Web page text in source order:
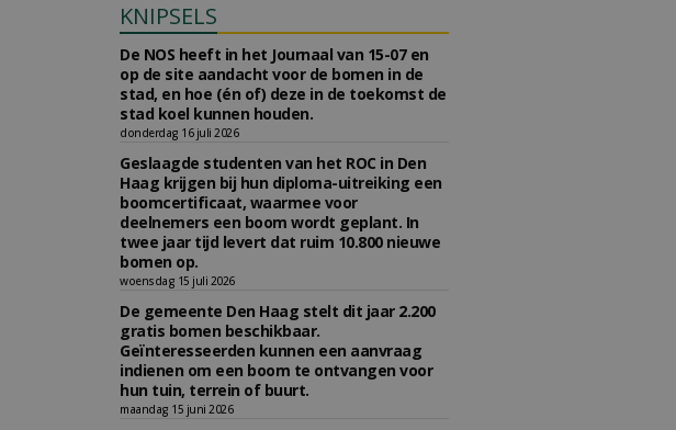
KNIPSELS
De NOS heeft in het Journaal van 15-07 en
op de site aandacht voor de bomen in de
stad, en hoe (én of) deze in de toekomst de
stad koel kunnen houden.
donderdag 16 juli 2026
Geslaagde studenten van het ROC in Den
Haag krijgen bij hun diploma-uitreiking een
boomcertificaat, waarmee voor
deelnemers een boom wordt geplant. In
twee jaar tijd levert dat ruim 10.800 nieuwe
bomen op.
woensdag 15 juli 2026
De gemeente Den Haag stelt dit jaar 2.200
gratis bomen beschikbaar.
Geïnteresseerden kunnen een aanvraag
indienen om een boom te ontvangen voor
hun tuin, terrein of buurt.
maandag 15 juni 2026